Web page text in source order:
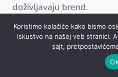
doživljavaju brend.
Prilikom testiranja vredi
–
Koristimo kolačiće kako bismo
iskustvo na našoj veb stranici.
sajt,